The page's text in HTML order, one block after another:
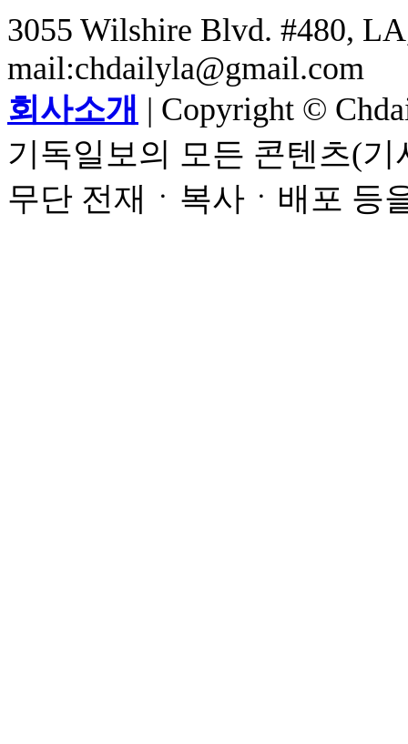
3055 Wilshire Blvd. #480,
mail:chdailyla@gmail.com
회사소개 | Copyright ©
기독일보의 모든 콘텐츠(
무단 전재ㆍ복사ㆍ배포 등